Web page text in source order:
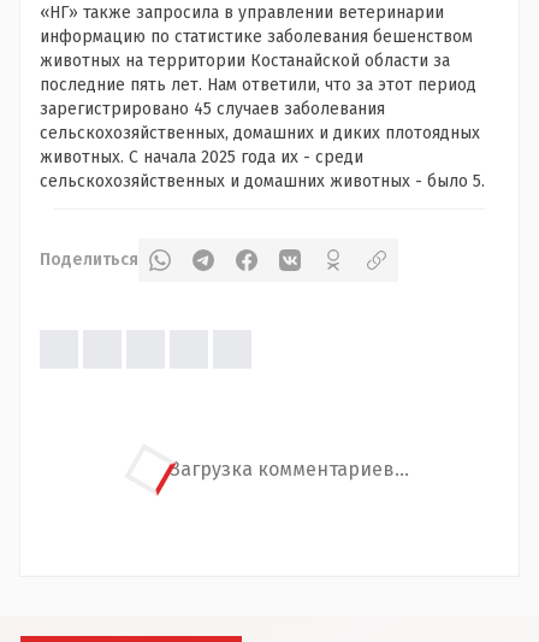
«НГ» также запросила в управлении ветеринарии
информацию по статистике заболевания бешенством
животных на территории Костанайской области за
последние пять лет. Нам ответили, что за этот период
зарегистрировано 45 случаев заболевания
сельскохозяйственных, домашних и диких плотоядных
животных. С начала 2025 года их - среди
сельскохозяйственных и домашних животных - было 5.
Поделиться
Загрузка комментариев...